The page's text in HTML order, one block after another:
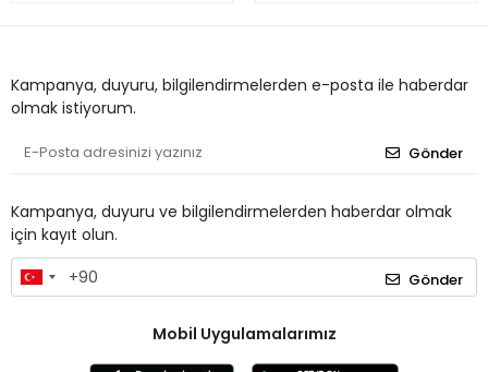
Kampanya, duyuru, bilgilendirmelerden e-posta ile haberdar
olmak istiyorum.
Gönder
Kampanya, duyuru ve bilgilendirmelerden haberdar olmak
için kayıt olun.
Gönder
Mobil Uygulamalarımız